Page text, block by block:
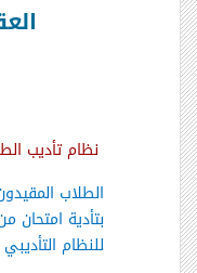
نظام تأديب
الطلاب
بتأدية امتحان
للنظام